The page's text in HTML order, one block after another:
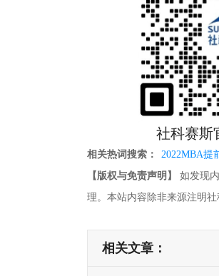
社科赛斯
相关热词搜索： 2022MBA提
【版权与免责声明】
如发现
理。本站内容除非来源注明
相关文章：